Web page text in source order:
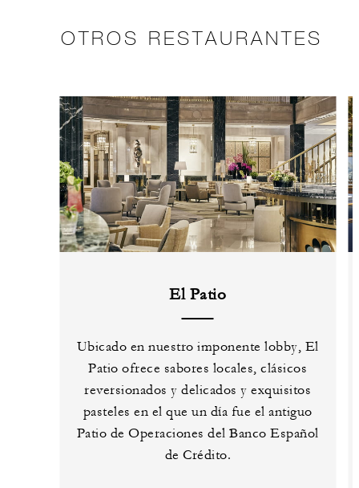
OTROS RESTAURANTES
El Patio
Ubicado en nuestro imponente lobby, El
Patio ofrece sabores locales, clásicos
reversionados y delicados y exquisitos
pasteles en el que un día fue el antiguo
Patio de Operaciones del Banco Español
de Crédito.